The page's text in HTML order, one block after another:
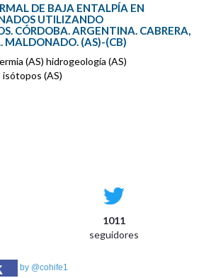
DE BAJA ENTALPÍA EN
UTILIZANDO
CÓRDOBA. ARGENTINA. CABRERA,
MALDONADO. (AS)-(CB)
(AS) hidrogeología (AS)
(AS)
1011
seguidores
by @cohife1